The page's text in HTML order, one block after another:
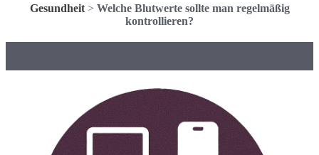
Gesundheit> Welche Blutwerte sollte man regelmäßig
kontrollieren?